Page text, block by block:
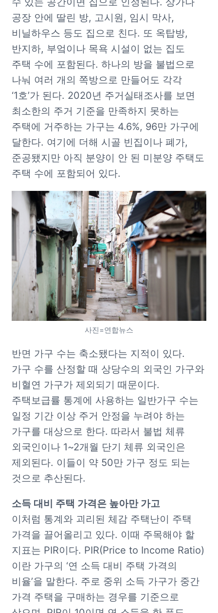
공장 안에 딸린 방, 고시원, 임시 막사,
비닐하우스 등도 집으로 친다. 또 옥탑방,
반지하, 부엌이나 목욕 시설이 없는 집도
주택 수에 포함된다. 하나의 방을 불법으로
나눠 여러 개의 쪽방으로 만들어도 각각
‘1호’가 된다. 2020년 주거실태조사를 보면
최소한의 주거 기준을 만족하지 못하는
주택에 거주하는 가구는 4.6%, 96만 가구에
달한다. 여기에 더해 시골 빈집이나 폐가,
준공됐지만 아직 분양이 안 된 미분양 주택도
주택 수에 포함되어 있다.
사진=연합뉴스
반면 가구 수는 축소됐다는 지적이 있다.
가구 수를 산정할 때 상당수의 외국인 가구와
비혈연 가구가 제외되기 때문이다.
주택보급률 통계에 사용하는 일반가구 수는
일정 기간 이상 주거 안정을 누려야 하는
가구를 대상으로 한다. 따라서 불법 체류
외국인이나 1~2개월 단기 체류 외국인은
제외된다. 이들이 약 50만 가구 정도 되는
것으로 추산된다.
이처럼 통계와 괴리된 체감 주택난이 주택
가격을 끌어올리고 있다. 이때 주목해야 할
지표는 PIR이다. PIR(Price to Income Ratio)
이란 가구의 ‘연 소득 대비 주택 가격의
비율’을 말한다. 주로 중위 소득 가구가 중간
가격 주택을 구매하는 경우를 기준으로